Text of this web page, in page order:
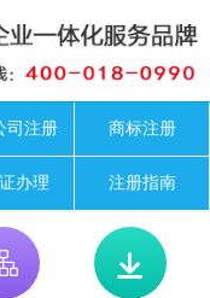
司注册 商标注册
办理 注册指南
